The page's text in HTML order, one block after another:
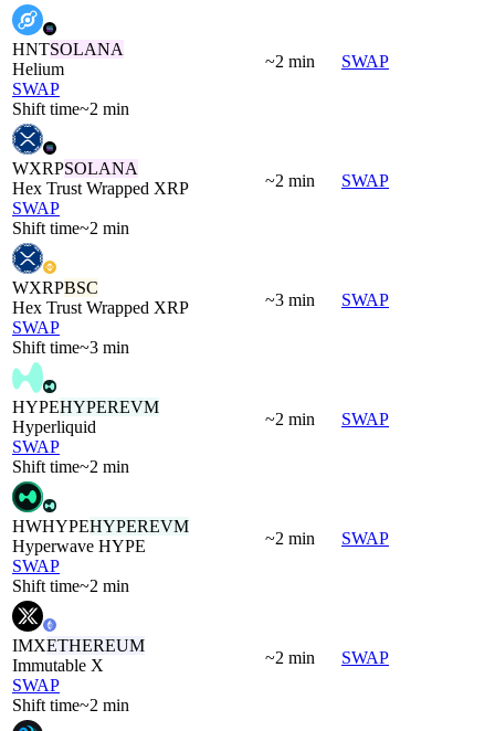
HNTSOLANA
Helium
SWAP
Shift time~2 min
~2 min SWAP
WXRPSOLANA
Hex Trust Wrapped XRP
SWAP
Shift time~2 min
~2 min SWAP
WXRPBSC
Hex Trust Wrapped XRP
SWAP
Shift time~3 min
~3 min SWAP
HYPEHYPEREVM
Hyperliquid
SWAP
Shift time~2 min
~2 min SWAP
HWHYPEHYPEREVM
Hyperwave HYPE
SWAP
Shift time~2 min
~2 min SWAP
IMXETHEREUM
Immutable X
SWAP
Shift time~2 min
~2 min SWAP